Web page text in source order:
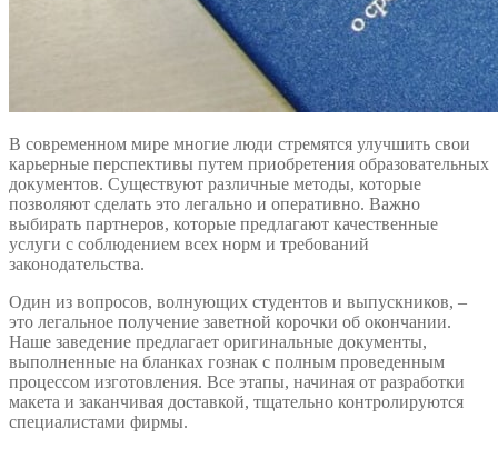
В современном мире многие люди стремятся улучшить свои
карьерные перспективы путем приобретения образовательных
документов. Существуют различные методы, которые
позволяют сделать это легально и оперативно. Важно
выбирать партнеров, которые предлагают качественные
услуги с соблюдением всех норм и требований
законодательства.
Один из вопросов, волнующих студентов и выпускников, –
это легальное получение заветной корочки об окончании.
Наше заведение предлагает оригинальные документы,
выполненные на бланках гознак с полным проведенным
процессом изготовления. Все этапы, начиная от разработки
макета и заканчивая доставкой, тщательно контролируются
специалистами фирмы.